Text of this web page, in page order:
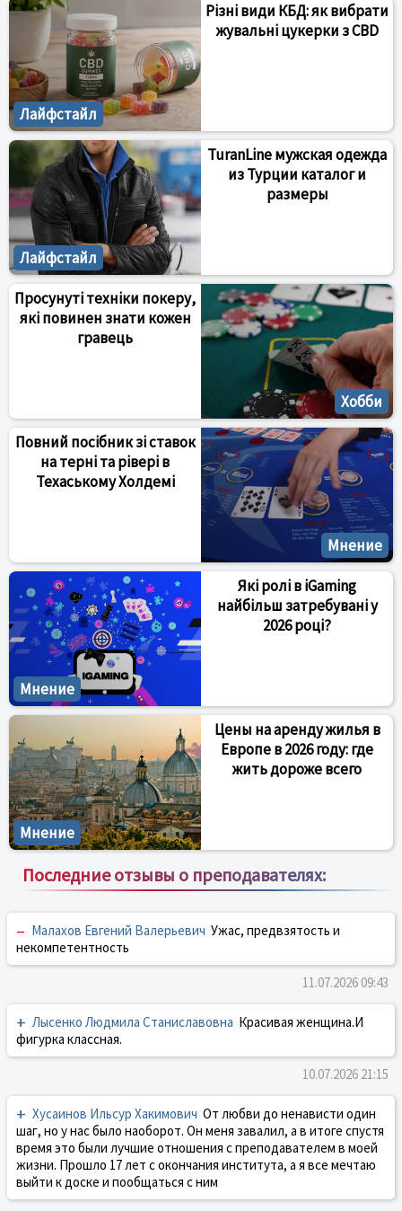
Лайфстайл
Різні види КБД: як вибрати
жувальні цукерки з CBD
Лайфстайл
TuranLine мужская одежда
из Турции каталог и
размеры
Хобби
Просунуті техніки покеру,
які повинен знати кожен
гравець
Мнение
Повний посібник зі ставок
на терні та рівері в
Техаському Холдемі
Мнение
Які ролі в iGaming
найбільш затребувані у
2026 році?
Мнение
Цены на аренду жилья в
Европе в 2026 году: где
жить дороже всего
Последние отзывы о преподавателях:
– Малахов Евгений Валерьевич Ужас, предвзятость и
некомпетентность
11.07.2026 09:43
+ Лысенко Людмила Станиславовна Красивая женщина.И
фигурка классная.
10.07.2026 21:15
+ Хусаинов Ильсур Хакимович От любви до ненависти один
шаг, но у нас было наоборот. Он меня завалил, а в итоге спустя
время это были лучшие отношения с преподавателем в моей
жизни. Прошло 17 лет с окончания института, а я все мечтаю
выйти к доске и пообщаться с ним